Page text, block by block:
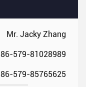
Mr. Jacky Zhang
86-579-81028989
86-579-85765625